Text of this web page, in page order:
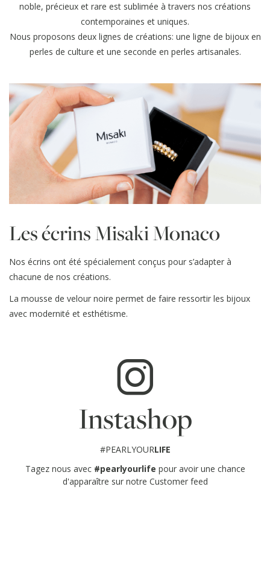
noble, précieux et rare est sublimée à travers nos créations
contemporaines et uniques.
Nous proposons deux lignes de créations: une ligne de bijoux en
perles de culture et une seconde en perles artisanales.
Les écrins Misaki Monaco
Nos écrins ont été spécialement conçus pour s’adapter à
chacune de nos créations.
La mousse de velour noire permet de faire ressortir les bijoux
avec modernité et esthétisme.
Instashop
#PEARLYOURLIFE
Tagez nous avec #pearlyourlife pour avoir une chance
d'apparaître sur notre Customer feed